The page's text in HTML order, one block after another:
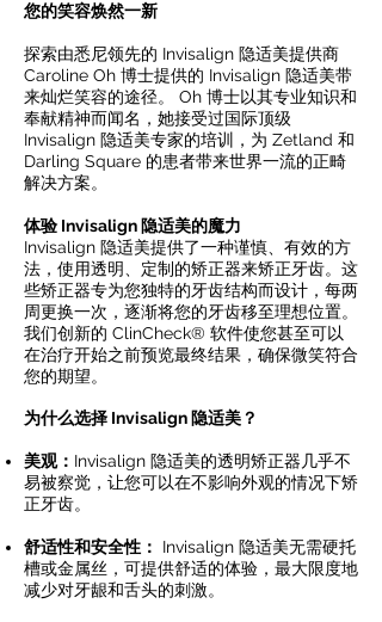
您的笑容焕然一新
探索由悉尼领先的 Invisalign 隐适美提供商
Caroline Oh 博士提供的 Invisalign 隐适美带
来灿烂笑容的途径。 Oh 博士以其专业知识和
奉献精神而闻名，她接受过国际顶级
Invisalign 隐适美专家的培训，为 Zetland 和
Darling Square 的患者带来世界一流的正畸
解决方案。
体验 Invisalign 隐适美的魔力
Invisalign 隐适美提供了一种谨慎、有效的方
法，使用透明、定制的矫正器来矫正牙齿。这
些矫正器专为您独特的牙齿结构而设计，每两
周更换一次，逐渐将您的牙齿移至理想位置。
我们创新的 ClinCheck® 软件使您甚至可以
在治疗开始之前预览最终结果，确保微笑符合
您的期望。
为什么选择 Invisalign 隐适美？
美观： Invisalign 隐适美的透明矫正器几乎不
易被察觉，让您可以在不影响外观的情况下矫
正牙齿。
舒适性和安全性：
Invisalign 隐适美无需硬托
槽或金属丝，可提供舒适的体验，最大限度地
减少对牙龈和舌头的刺激。